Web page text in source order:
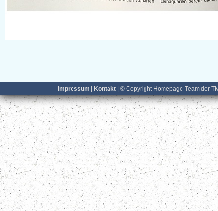
Impressum Kontakt | © Copyright Homepage-Team der